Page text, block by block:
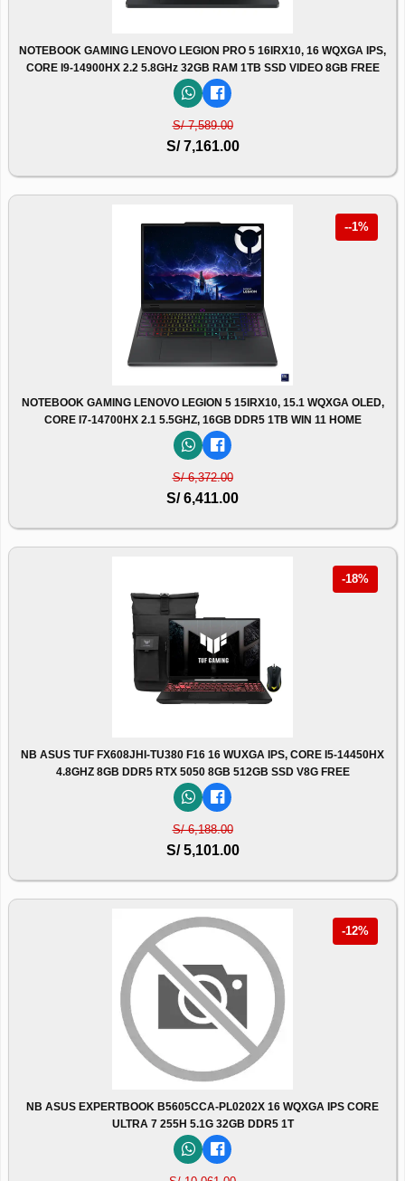
NOTEBOOK GAMING LENOVO LEGION PRO 5 16IRX10, 16 WQXGA IPS,
CORE I9-14900HX 2.2 5.8GHz 32GB RAM 1TB SSD VIDEO 8GB FREE
S/ 7,589.00
S/ 7,161.00
--1%
NOTEBOOK GAMING LENOVO LEGION 5 15IRX10, 15.1 WQXGA OLED,
CORE I7-14700HX 2.1 5.5GHZ, 16GB DDR5 1TB WIN 11 HOME
S/ 6,372.00
S/ 6,411.00
-18%
NB ASUS TUF FX608JHI-TU380 F16 16 WUXGA IPS, CORE I5-14450HX
4.8GHZ 8GB DDR5 RTX 5050 8GB 512GB SSD V8G FREE
S/ 6,188.00
S/ 5,101.00
-12%
NB ASUS EXPERTBOOK B5605CCA-PL0202X 16 WQXGA IPS CORE
ULTRA 7 255H 5.1G 32GB DDR5 1T